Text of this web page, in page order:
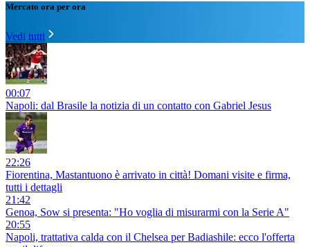
Mercato ora per ora
Vedi tutti
00:07
Napoli: dal Brasile la notizia di un contatto con Gabriel Jesus
22:26
Fiorentina, Mastantuono è arrivato in città! Domani visite e firma,
tutti i dettagli
21:42
Genoa, Sow si presenta: "Ho voglia di misurarmi con la Serie A"
20:55
Napoli, trattativa calda con il Chelsea per Badiashile: ecco l'offerta